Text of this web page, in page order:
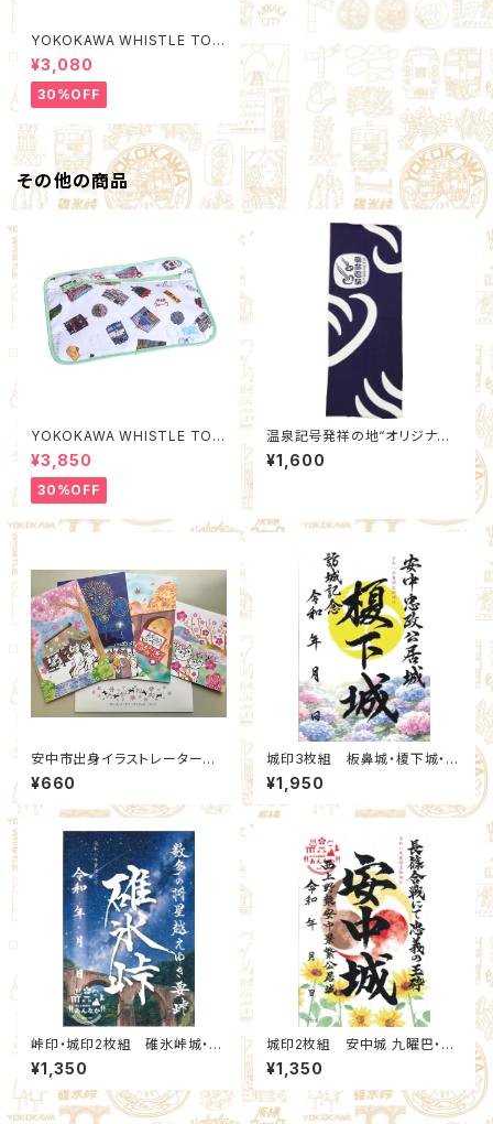
YOKOKAWA WHISTLE TOW
N Poach M (Quality Control
by EACHTIME. )
¥3,080
30%OFF
その他の商品
YOKOKAWA WHISTLE TOW
N Poach L (Quality Control
by EACHTIME. )
¥3,850
30%OFF
温泉記号発祥の地“オリジナル
手ぬぐい”（紺）
¥1,600
安中市出身イラストレーターお
かべてつろう氏による“オリジナ
ルポストカード”4種
¥660
城印3枚組 板鼻城・榎下城・簗
瀬城 2026夏限定セット(18,19,
20)：北群馬甲冑工房【群雄印】
×安中市観光機構
¥1,950
峠印・城印2枚組 碓氷峠城・碓
氷峠 2026夏限定(7,8)：北群馬
甲冑工房【群雄印】×安中市観光
機構
¥1,350
城印2枚組 安中城 九曜巴・三
巴 2026夏限定セット(2,4)：北
群馬甲冑工房【群雄印】×安中市
観光機構
¥1,350